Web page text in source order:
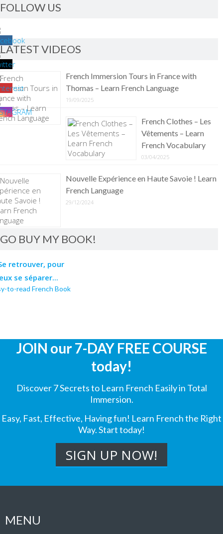
FOLLOW US
LATEST VIDEOS
French Immersion Tours in France with
Thomas – Learn French Language
19/09/2025
French Clothes – Les
Vêtements – Learn
French Vocabulary
03/04/2025
Nouvelle Expérience en Haute Savoie ! Learn
French Language
29/12/2024
GO BUY MY BOOK!
to-read French Book
JOIN our 7-DAY FREE COURSE
today!
Discover 7 Secrets to Learn French Easily in Total
Immersion.
Easy, Fast, Effective, Having fun! Learn French the Right
Way. Start today!
MENU